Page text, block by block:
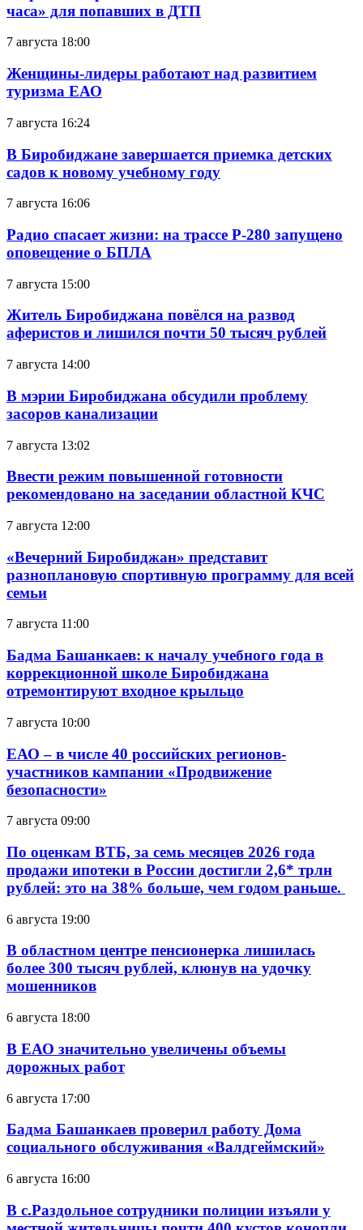
часа» для попавших в ДТП
7 августа 18:00
Женщины-лидеры работают над развитием
туризма ЕАО
7 августа 16:24
В Биробиджане завершается приемка детских
садов к новому учебному году
7 августа 16:06
Радио спасает жизни: на трассе Р-280 запущено
оповещение о БПЛА
7 августа 15:00
Житель Биробиджана повёлся на развод
аферистов и лишился почти 50 тысяч рублей
7 августа 14:00
В мэрии Биробиджана обсудили проблему
засоров канализации
7 августа 13:02
Ввести режим повышенной готовности
рекомендовано на заседании областной КЧС
7 августа 12:00
«Вечерний Биробиджан» представит
разноплановую спортивную программу для всей
семьи
7 августа 11:00
Бадма Башанкаев: к началу учебного года в
коррекционной школе Биробиджана
отремонтируют входное крыльцо
7 августа 10:00
ЕАО – в числе 40 российских регионов-
участников кампании «Продвижение
безопасности»
7 августа 09:00
По оценкам ВТБ, за семь месяцев 2026 года
продажи ипотеки в России достигли 2,6* трлн
рублей: это на 38% больше, чем годом раньше.
6 августа 19:00
В областном центре пенсионерка лишилась
более 300 тысяч рублей, клюнув на удочку
мошенников
6 августа 18:00
В ЕАО значительно увеличены объемы
дорожных работ
6 августа 17:00
Бадма Башанкаев проверил работу Дома
социального обслуживания «Валдгеймский»
6 августа 16:00
В с.Раздольное сотрудники полиции изъяли у